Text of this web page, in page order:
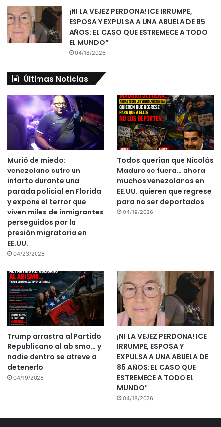
¡NI LA VEJEZ PERDONA! ICE IRRUMPE,
ESPOSA Y EXPULSA A UNA ABUELA DE 85
AÑOS: EL CASO QUE ESTREMECE A TODO
EL MUNDO”
04/18/2026
Últimas Noticias
Murió de miedo:
venezolano sufre un
infarto durante una
parada policial en Florida
y expone el terror que
viven miles de inmigrantes
perseguidos por la
presión migratoria en
EE.UU.
04/23/2026
Todos querían que Nicolás
Maduro se fuera… ahora
muchos venezolanos en
EE.UU. quieren que regrese
para no ser deportados
04/19/2026
Trump arrastra al Partido
Republicano al abismo… y
nadie dentro se atreve a
detenerlo
04/19/2026
¡NI LA VEJEZ PERDONA! ICE
IRRUMPE, ESPOSA Y
EXPULSA A UNA ABUELA DE
85 AÑOS: EL CASO QUE
ESTREMECE A TODO EL
MUNDO”
04/18/2026